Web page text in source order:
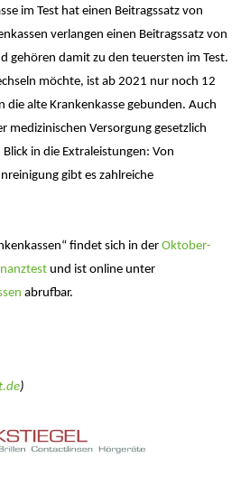
im Test hat einen Beitragssatz von
verlangen einen Beitragssatz von
gehören damit zu den teuersten im Test.
möchte, ist ab 2021 nur noch 12
alte Krankenkasse gebunden. Auch
medizinischen Versorgung gesetzlich
in die Extraleistungen: Von
gibt es zahlreiche
findet sich in derOktober-
und ist online unter
abrufbar.
)